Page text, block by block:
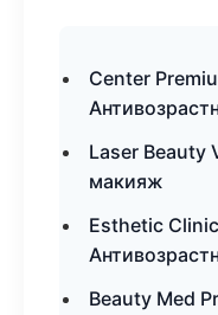
Center
Laser Beauty
макияж
Esthetic
Beauty Med